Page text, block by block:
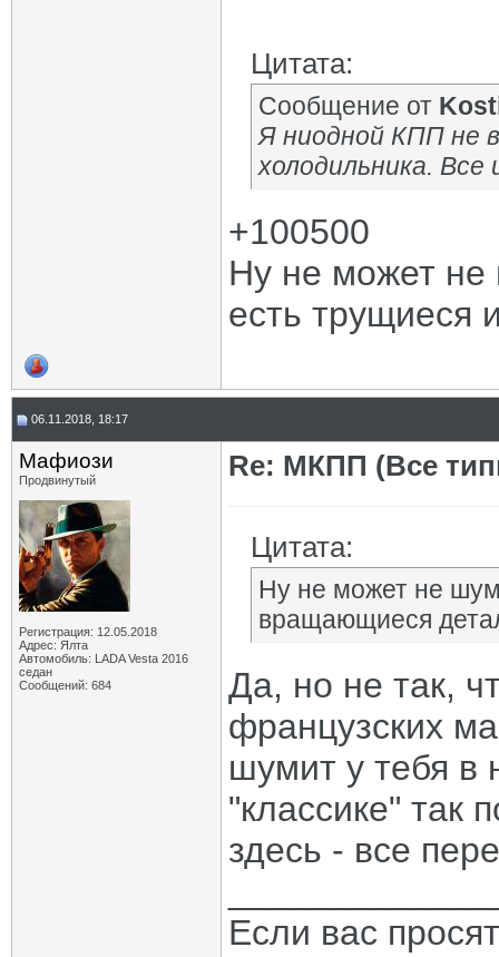
Цитата:
Сообщение от
Я ниодной КПП не
холодильника.
+100500
Ну не может
есть трущиеся
06.11.2018, 18:17
Мафиози
Продвинутый
Регистрация: 12.05.2018
Адрес: Ялта
Автомобиль: LADA Vesta 2016
седан
Сообщений: 684
Re: МКПП (Все
Цитата:
Ну не может не
вращающиеся
Да, но не так,
французских
шумит у тебя в
"классике" так
здесь - все
Если вас